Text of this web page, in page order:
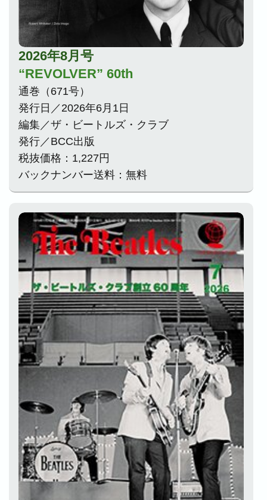
2026年8月号
“REVOLVER” 60th
通巻（671号）
発行日／2026年6月1日
編集／ザ・ビートルズ・クラブ
発行／BCC出版
税抜価格：1,227円
バックナンバー送料：無料